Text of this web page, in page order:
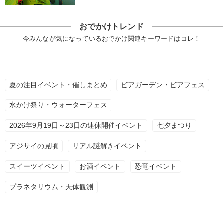
おでかけトレンド
今みんなが気になっているおでかけ関連キーワードはコレ！
夏の注目イベント・催しまとめ ビアガーデン・ビアフェス
水かけ祭り・ウォーターフェス
2026年9月19日～23日の連休開催イベント 七夕まつり
アジサイの見頃 リアル謎解きイベント
スイーツイベント お酒イベント 恐竜イベント
プラネタリウム・天体観測